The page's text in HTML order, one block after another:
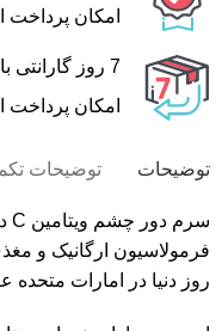
امکان
7 روز گارانتی بازگشت وجه
امکان
توضیحات توضیحات
فرمولاسیون ارگانیک و
روز دنیا در امارات